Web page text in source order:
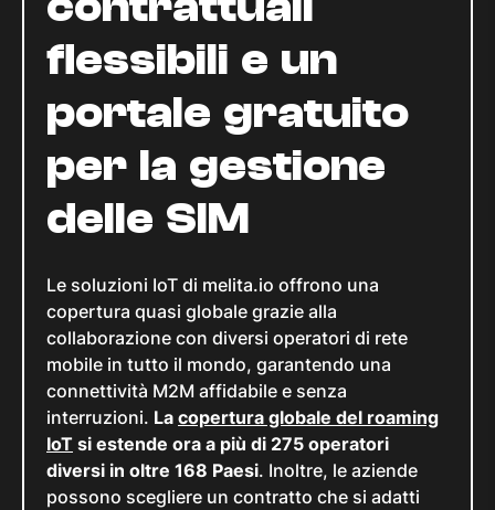
flessibili e un
portale gratuito
per la gestione
delle SIM
Le soluzioni IoT di melita.io offrono una
copertura quasi globale grazie alla
collaborazione con diversi operatori di rete
mobile in tutto il mondo, garantendo una
connettività M2M affidabile e senza
interruzioni. La copertura globale del roaming
IoT si estende ora a più di 275 operatori
diversi in oltre 168 Paesi. Inoltre, le aziende
possono scegliere un contratto che si adatti